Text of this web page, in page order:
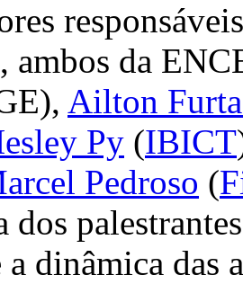
, ambos da
Ailton
Py (IBICT
Pedroso (
dos
dinâmica das